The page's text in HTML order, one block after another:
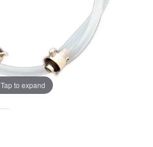
Tap to expand